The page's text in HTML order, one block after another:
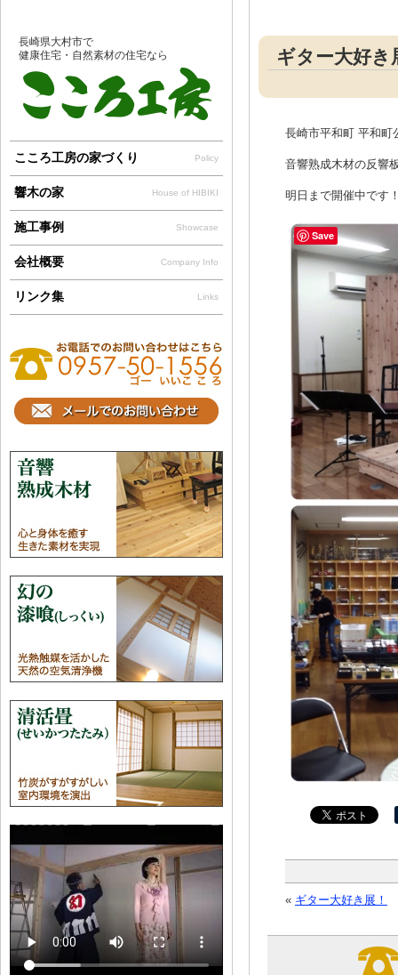
ギター大好き
長崎市平和町 平和町
音響熟成木材の反響
明日まで開催中です
« ギター大好き展！
長崎県大村市で
健康住宅・自然素材の住宅なら
こころ工房の家づくり Policy
響木の家 House of HIBIKI
施工事例 Showcase
会社概要 Company Info
リンク集 Links
Save